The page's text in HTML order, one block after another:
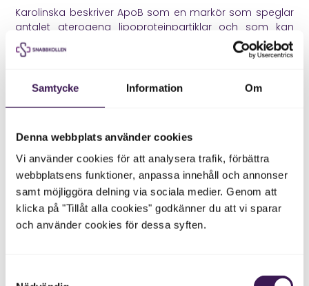
Samtycke Information Om
Denna webbplats använder cookies
Vi använder cookies för att analysera trafik, förbättra
webbplatsens funktioner, anpassa innehåll och annonser
samt möjliggöra delning via sociala medier. Genom att
klicka på "Tillåt alla cookies" godkänner du att vi sparar
och använder cookies för dessa syften.
Karolinska beskriver ApoB som en markör som speglar
antalet aterogena lipoproteinpartiklar och som kan
vara särskilt värdefull vid höga triglycerider eller
metabol dyslipidemi där LDL kan underskatta
Det betyder att ApoB kan vara särskilt värdefullt när LDL
inte verkar stämma med resten av riskbilden, eller när
exakt.
Lp(a) kan ge ärftlig risk som LDL
inte visar
Lp(a), lipoprotein a, är en ärftligt styrd blodfettpartikel.
Den kan öka hjärt och kärlrisken även när andra